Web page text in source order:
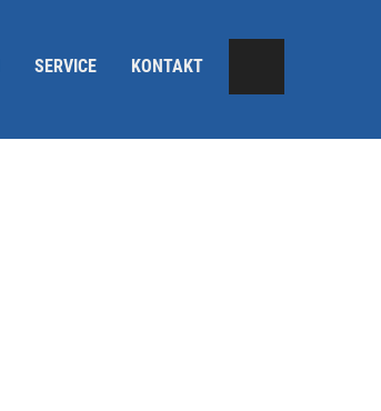
SERVICE KONTAKT